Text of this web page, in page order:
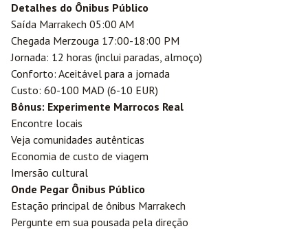
Detalhes do Ônibus Público
Saída Marrakech 05:00 AM
Chegada Merzouga 17:00-18:00 PM
Jornada: 12 horas (inclui paradas, almoço)
Conforto: Aceitável para a jornada
Custo: 60-100 MAD (6-10 EUR)
Bônus: Experimente Marrocos Real
Encontre locais
Veja comunidades autênticas
Economia de custo de viagem
Imersão cultural
Onde Pegar Ônibus Público
Estação principal de ônibus Marrakech
Pergunte em sua pousada pela direção